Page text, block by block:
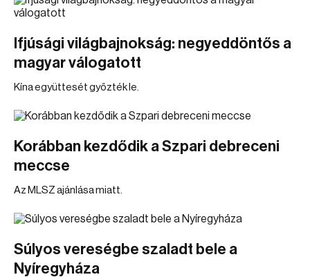
Ifjúsági világbajnokság: negyeddöntős a
magyar válogatott
Kína együttesét győzték le.
Korábban kezdődik a Szpari debreceni
meccse
Az MLSZ ajánlása miatt.
Súlyos vereségbe szaladt bele a
Nyíregyháza